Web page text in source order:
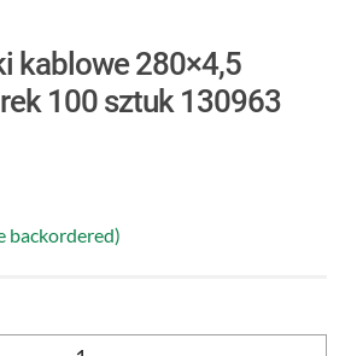
kablowe 280×4,5
100 sztuk 130963
backordered)